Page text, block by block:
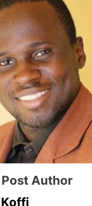
Author